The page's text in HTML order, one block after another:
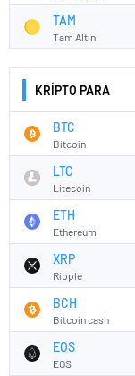
TAM
Tam Altın
KRİPTO PARA
BTC
Bitcoin
LTC
Litecoin
ETH
Ethereum
XRP
Ripple
BCH
Bitcoin cash
EOS
EOS